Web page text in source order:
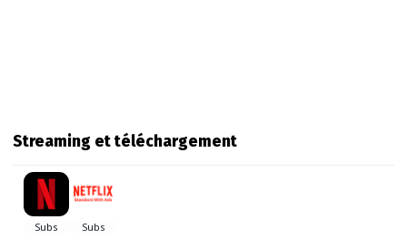
Streaming et téléchargement